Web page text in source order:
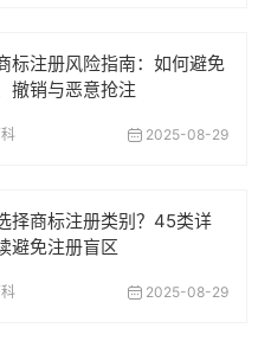
标注册风险指南：如何避免
撤销与恶意抢注
2025-08-29
择商标注册类别？45类详
避免注册盲区
2025-08-29